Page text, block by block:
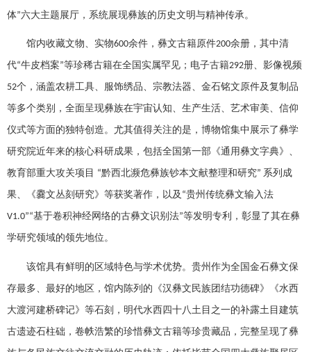
体”六大主题展厅，系统展现彝族的历史文明与精神传承。
馆内收藏文物、实物600余件，彝文古籍原件200余册，其中清
代“牛皮档案”等珍稀古籍在全国实属罕见；电子古籍292册、影像视频
52个，涵盖农耕工具、服饰绣品、宗教法器、金石铭文原件及复制品
等多个类别，全面呈现彝族在宇宙认知、生产生活、艺术审美、信仰
仪式等方面的独特创造。尤其值得关注的是，博物馆集中展示了彝学
研究院近年来的核心科研成果，包括全国第一部《通用彝文字典》、
教育部重大攻关项目 “黔西北濒危彝族钞本文献整理和研究” 系列成
果、《爨文丛刻研究》等获奖著作，以及 “贵州传统彝文输入法
V1.0”“基于卷积神经网络的古彝文识别法”等发明专利，彰显了其在彝
学研究领域的领先地位。
该馆具有鲜明的区域特色与学术优势。贵州作为全国金石彝文保
存最多、最好的地区，馆内陈列的《汉彝文民族团结功德碑》《水西
大渡河建桥碑记》等石刻，明代水西四十八土目之一的补露土目建筑
古遗迹石柱础，卷帙浩繁的珍惜彝文古籍等珍贵藏品，完整呈现了彝